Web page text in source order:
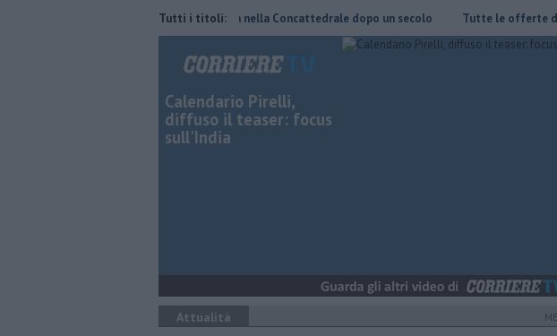
Tutti i titoli:
Pagina miniata torna nella Concattedrale dopo un secolo ​Tutte le offerte di lavoro
Calendario Pirelli,
diffuso il teaser: focus
sull'India
Attualità